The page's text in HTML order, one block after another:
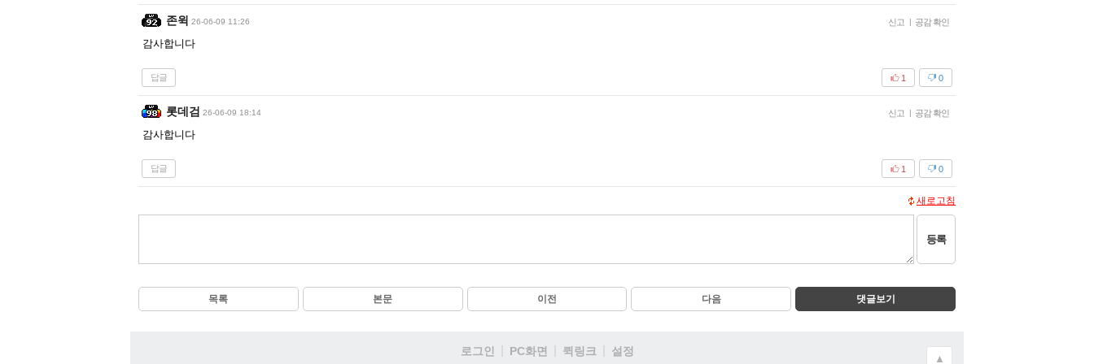
존윅 26-06-09 11:26 신고 | 공감 확인
감사합니다
답글 0
1
롯데검 26-06-09 18:14 신고 | 공감 확인
감사합니다
답글 0
1
새로고침
등록
목록 본문 이전 다음 댓글보기
로그인 PC화면 퀵링크 설정
▲